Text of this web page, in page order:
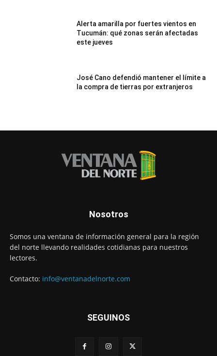
Alerta amarilla por fuertes vientos en
Tucumán: qué zonas serán afectadas
este jueves
José Cano defendió mantener el límite a
la compra de tierras por extranjeros
Nosotros
Somos una ventana de información general para la región
del norte llevando realidades cotidianas para nuestros
lectores.
Contacto: info@ventanadelnorte.com
SEGUINOS